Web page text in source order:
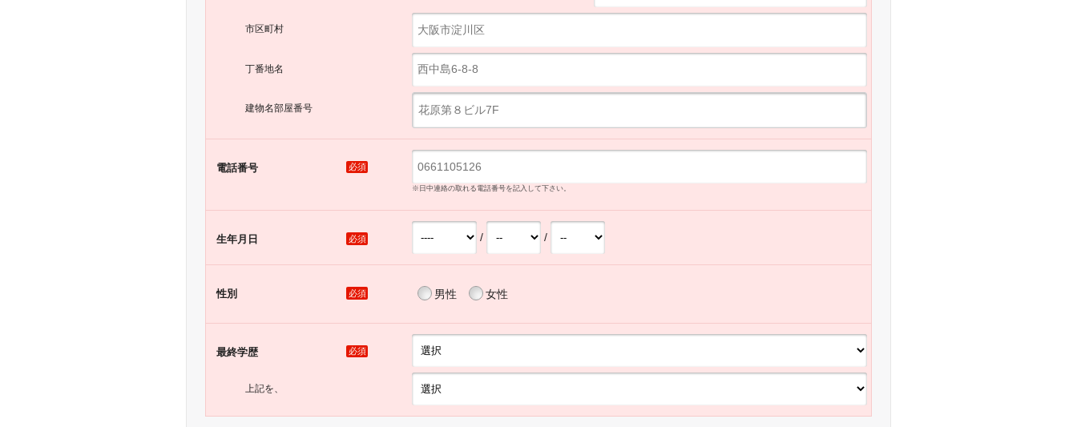
市区町村
丁番地名
建物名部屋番号
電話番号 必須
※日中連絡の取れる電話番号を記入して下さい。
生年月日 必須 / /
性別 必須 男性 女性
最終学歴 必須
上記を、